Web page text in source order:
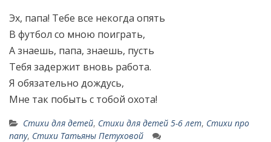
Эх, папа! Тебе все некогда опять
В футбол со мною поиграть,
А знаешь, папа, знаешь, пусть
Тебя задержит вновь работа.
Я обязательно дождусь,
Мне так побыть с тобой охота!
Стихи для детей, Стихи для детей 5-6 лет, Стихи про
папу, Стихи Татьяны Петуховой